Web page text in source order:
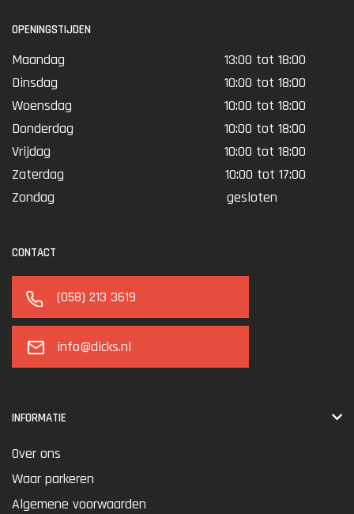
OPENINGSTIJDEN
Maandag
13:00 tot 18:00
Dinsdag
10:00 tot 18:00
Woensdag
10:00 tot 18:00
Donderdag
10:00 tot 18:00
Vrijdag
10:00 tot 18:00
Zaterdag
10:00 tot 17:00
Zondag
gesloten
CONTACT
(058) 213 3619
info@dicks.nl
INFORMATIE
Over ons
Waar parkeren
Algemene voorwaarden